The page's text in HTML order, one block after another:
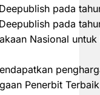
pada
pada
Nasional
Penerbit